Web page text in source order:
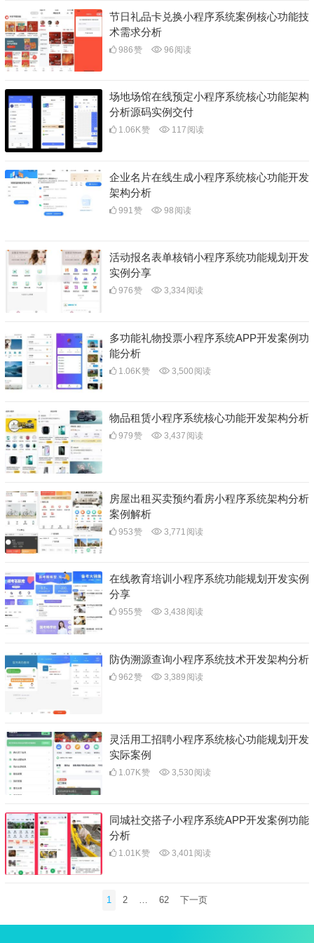
节日礼品卡兑换小程序系统案例核心功能技
术需求分析
986赞 96 阅读
场地场馆在线预定小程序系统核心功能架构
分析源码实例交付
1.06K赞 117 阅读
企业名片在线生成小程序系统核心功能开发
架构分析
991赞 98 阅读
活动报名表单核销小程序系统功能规划开发
实例分享
976赞 3,334阅读
多功能礼物投票小程序系统APP开发案例功
能分析
1.06K赞 3,500 阅读
物品租赁小程序系统核心功能开发架构分析
979赞 3,437 阅读
房屋出租买卖预约看房小程序系统架构分析
案例解析
953赞 3,771 阅读
在线教育培训小程序系统功能规划开发实例
分享
955赞 3,438 阅读
防伪溯源查询小程序系统技术开发架构分析
962赞 3,389 阅读
灵活用工招聘小程序系统核心功能规划开发
实际案例
1.07K赞 3,530 阅读
同城社交搭子小程序系统APP开发案例功能
分析
1.01K赞 3,401 阅读
分
1 2 62 下一页